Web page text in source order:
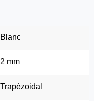
Blanc
2 mm
Trapézoidal